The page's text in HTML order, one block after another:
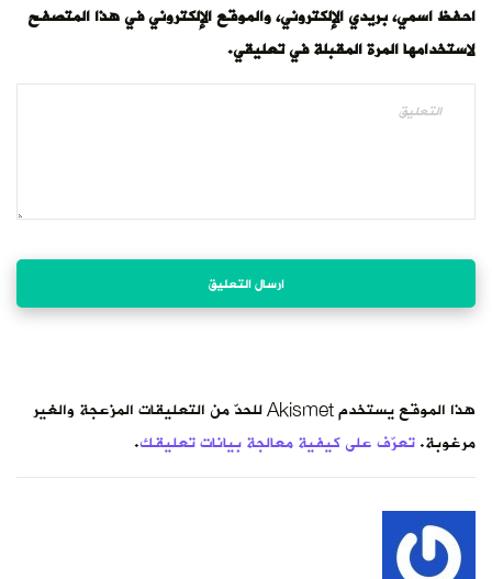
احفظ اسمي، بريدي الإلكتروني، والموقع الإلكتروني في هذا المتصفح
لاستخدامها المرة المقبلة في تعليقي.
هذا الموقع يستخدم Akismet للحدّ من التعليقات المزعجة والغير
مرغوبة.تعرّف على كيفية معالجة بيانات تعليقك.